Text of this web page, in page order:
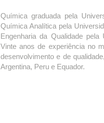
Química graduada pela
Química Analítica pela
Engenharia da Qualidade
Vinte anos de experiência no
desenvolvimento e de
Argentina, Peru e Equador.